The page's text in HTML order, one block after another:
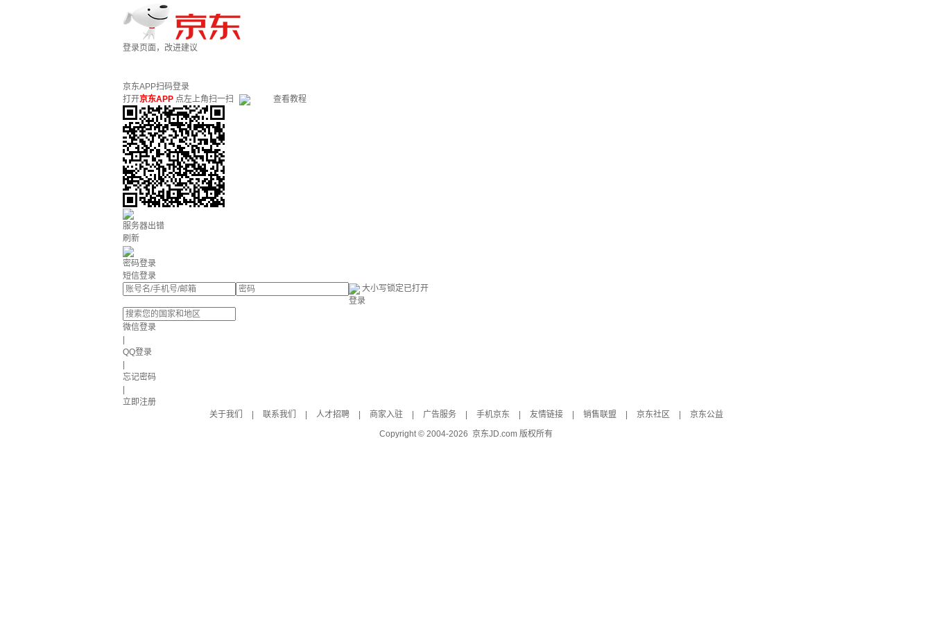
登录页面，改进建议
京东APP扫码登录
打开京东APP 点左上角扫一扫 查看教程
服务器出错
刷新
密码登录
短信登录
大小写锁定已打开
登录
微信登录
QQ登录
忘记密码
立即注册
关于我们
联系我们 人才招聘 商家入驻 广告服务 手机京东 友情链接 销售联盟 京东社区
京东公益
Copyright © 2004-2026 京东JD.com 版权所有